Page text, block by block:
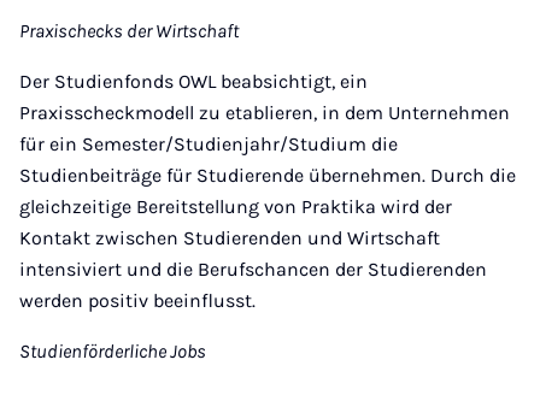
Praxischecks der Wirtschaft
Der Studienfonds OWL beabsichtigt, ein
Praxisscheckmodell zu etablieren, in dem Unternehmen
für ein Semester/Studienjahr/Studium die
Studienbeiträge für Studierende übernehmen. Durch die
gleichzeitige Bereitstellung von Praktika wird der
Kontakt zwischen Studierenden und Wirtschaft
intensiviert und die Berufschancen der Studierenden
werden positiv beeinflusst.
Studienförderliche Jobs